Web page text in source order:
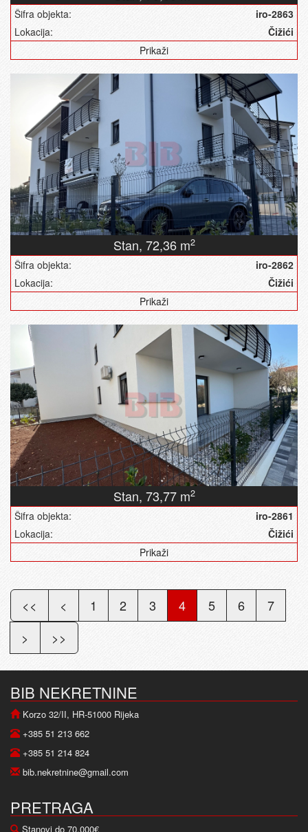
Šifra objekta:
iro-2863
Lokacija:
Čižići
Prikaži
Stan, 72,36 m2
Šifra objekta:
iro-2862
Lokacija:
Čižići
Prikaži
Stan, 73,77 m2
Šifra objekta:
iro-2861
Lokacija:
Čižići
Prikaži
<< < 1 2 3 4 5 6
7
>
>>
BIB NEKRETNINE
Korzo 32/II, HR-51000 Rijeka
+385 51 213 662
+385 51 214 824
bib.nekretnine@gmail.com
PRETRAGA
Stanovi do 70.000€